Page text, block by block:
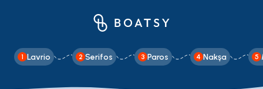
1 Lavrio 2 Serifos 3 Paros 4 Nakşa 5